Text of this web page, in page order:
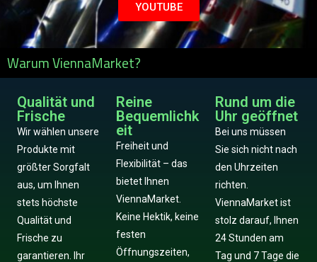
YOUTUBE
Warum ViennaMarket?
Qualität und
Frische
Wir wählen unsere
Produkte mit
größter Sorgfalt
aus, um Ihnen
stets höchste
Qualität und
Frische zu
garantieren. Ihr
Reine
Bequemlichk
eit
Freiheit und
Flexibilität – das
bietet Ihnen
ViennaMarket.
Keine Hektik, keine
festen
Öffnungszeiten,
Rund um die
Uhr geöffnet
Bei uns müssen
Sie sich nicht nach
den Uhrzeiten
richten.
ViennaMarket ist
stolz darauf, Ihnen
24 Stunden am
Tag und 7 Tage die